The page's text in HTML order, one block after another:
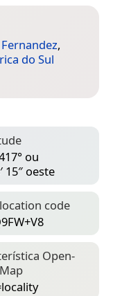
,
do Sul
ou
15″ oeste
code
Open­